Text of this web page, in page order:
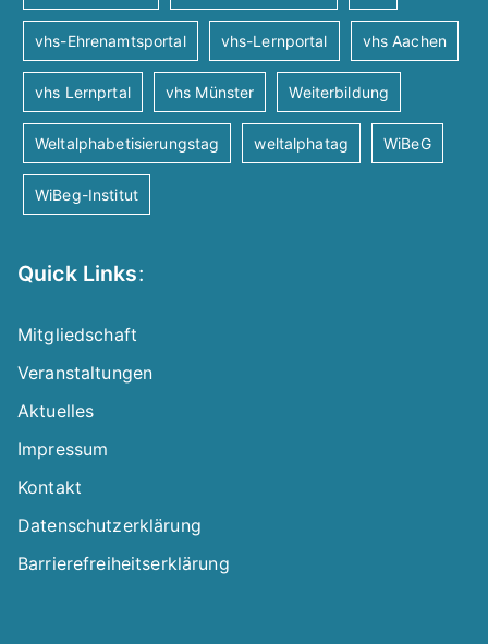
vhs-Ehrenamtsportal vhs-Lernportal vhs Aachen
vhs Lernprtal vhs Münster Weiterbildung
Weltalphabetisierungstag weltalphatag WiBeG
WiBeg-Institut
Quick Links:
Mitgliedschaft
Veranstaltungen
Aktuelles
Impressum
Kontakt
Datenschutzerklärung
Barrierefreiheitserklärung